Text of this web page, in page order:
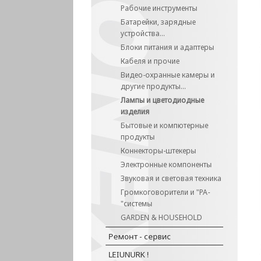
Рабочие инструменты
Батарейки, зарядные
устройства...
Блоки питания и адаптеры
Кабеля и прочие
Видео-охранные камеры и
другие продукты...
Лампы и цветодиодные
изделия
Бытовые и компютерные
продукты
Коннекторы-штекеры
Электронные компоненты
Звуковая и cветовая техника
Громкоговорители и "PA-
"системы
GARDEN & HOUSEHOLD
Ремонт - сервис
LEIUNURK !